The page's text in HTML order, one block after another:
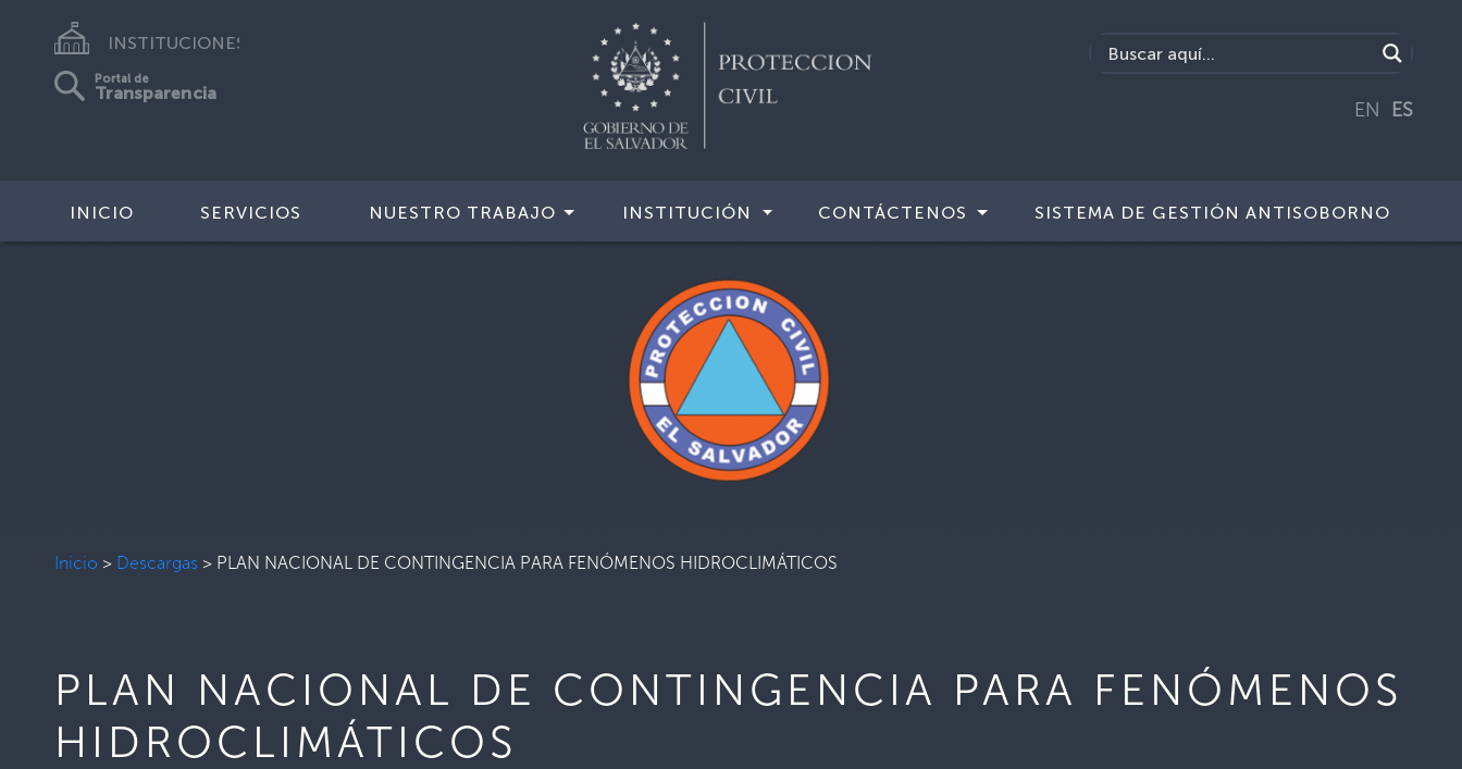
INSTITUCIONES
Portal de
Transparencia
EN ES
INICIO SERVICIOS NUESTRO TRABAJO INSTITUCIÓN CONTÁCTENOS SISTEMA DE GESTIÓN ANTISOBORNO
Inicio > Descargas > PLAN NACIONAL DE CONTINGENCIA PARA FENÓMENOS HIDROCLIMÁTICOS
PLAN NACIONAL DE CONTINGENCIA PARA FENÓMENOS
HIDROCLIMÁTICOS